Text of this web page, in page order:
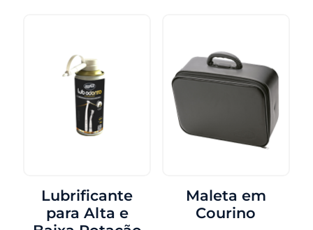
Lubrificante
para Alta e
Maleta em
Courino